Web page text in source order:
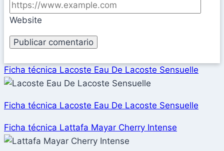
Website
Ficha técnica Lacoste Eau De Lacoste Sensuelle
Ficha técnica Lacoste Eau De Lacoste Sensuelle
Ficha técnica Lattafa Mayar Cherry Intense